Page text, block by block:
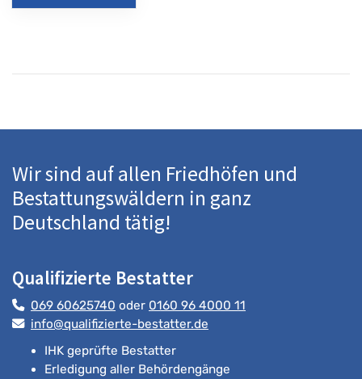
Wir sind auf allen Friedhöfen und
Bestattungswäldern in ganz
Deutschland tätig!
Qualifizierte Bestatter
069 60625740 oder 0160 96 4000 11
info@qualifizierte-bestatter.de
IHK geprüfte Bestatter
Erledigung aller Behördengänge